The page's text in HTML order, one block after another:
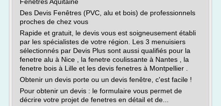
Des Devis Fenêtres (PVC, alu et bois) de professionnels
proches de chez vous
Rapide et gratuit, le devis vous est soigneusement établi
par les spécialistes de votre région. Les 3 menuisiers
sélectionnés par Devis Plus sont aussi qualifiés pour la
fenetre alu à Nice , la fenetre coulissante à Nantes , la
fenetre bois à Lille et les devis fenetres à Montpellier .
Obtenir un devis porte ou un devis fenêtre, c'est facile !
Pour obtenir un devis : le formulaire vous permet de
décrire votre projet de fenetres en détail et de...